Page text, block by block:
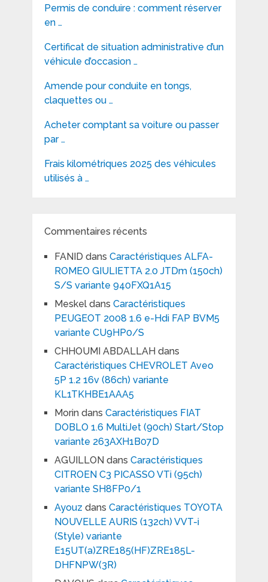
Permis de conduire : comment réserver
en …
Certificat de situation administrative d’un
véhicule d’occasion …
Amende pour conduite en tongs,
claquettes ou …
Acheter comptant sa voiture ou passer
par …
Frais kilométriques 2025 des véhicules
utilisés à …
Commentaires récents
FANID dans Caractéristiques ALFA-
ROMEO GIULIETTA 2.0 JTDm (150ch)
S/S variante 940FXQ1A15
Meskeldans Caractéristiques
PEUGEOT 2008 1.6 e-Hdi FAP BVM5
variante CU9HP0/S
CHHOUMI ABDALLAH dans
Caractéristiques CHEVROLET Aveo
5P 1.2 16v (86ch) variante
KL1TKHBE1AAA5
Morindans Caractéristiques FIAT
DOBLO 1.6 MultiJet (90ch) Start/Stop
variante 263AXH1B07D
AGUILLON dans Caractéristiques
CITROEN C3 PICASSO VTi (95ch)
variante SH8FP0/1
Ayouz dans Caractéristiques TOYOTA
NOUVELLE AURIS (132ch) VVT-i
(Style) variante
E15UT(a)ZRE185(HF)ZRE185L-
DHFNPW(3R)